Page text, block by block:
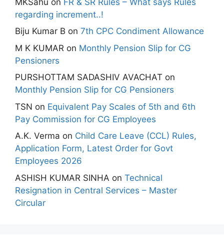
regarding increment..!
Biju Kumar B on 7th CPC Condiment Allowance
M K KUMAR on Monthly Pension Slip for CG
Pensioners
PURSHOTTAM SADASHIV AVACHAT on
Monthly Pension Slip for CG Pensioners
TSN on Equivalent Pay Scales of 5th and 6th
Pay Commission for CG Employees
A.K. Verma on Child Care Leave (CCL) Rules,
Application Form, Latest Order for Govt
Employees 2026
ASHISH KUMAR SINHA on Technical
Resignation in Central Services – Master
Circular